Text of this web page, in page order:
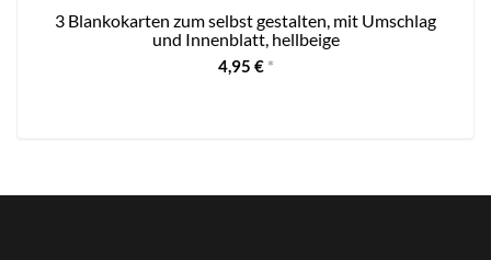
3 Blankokarten zum selbst gestalten, mit Umschlag
und Innenblatt, hellbeige
4,95 € *